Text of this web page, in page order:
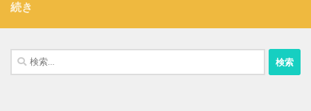
続き
検
索: